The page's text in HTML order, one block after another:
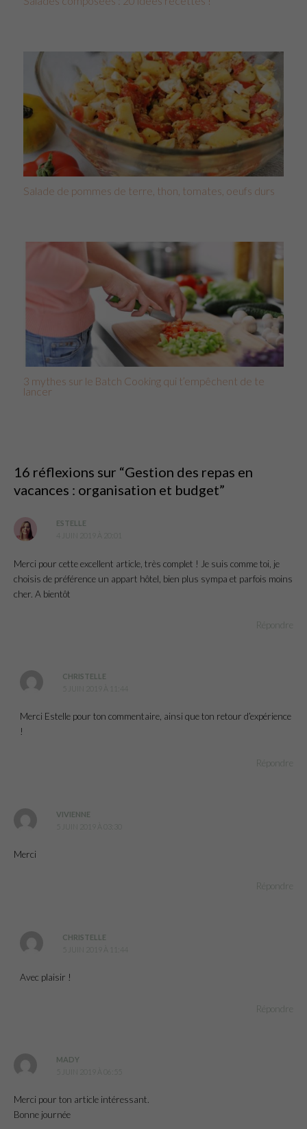
Salade de pommes de terre, thon, tomates, oeufs durs
3 mythes sur le Batch Cooking qui t’empêchent de te
lancer
16 réflexions sur “Gestion des repas en
vacances : organisation et budget”
ESTELLE
4 JUIN 2019 À 20:01
Merci pour cette excellent article, très complet ! Je suis comme toi, je
choisis de préférence un appart hôtel, bien plus sympa et parfois moins
cher. A bientôt
Répondre
CHRISTELLE
5 JUIN 2019 À 11:44
Merci Estelle pour ton commentaire, ainsi que ton retour d’expérience
!
Répondre
VIVIENNE
5 JUIN 2019 À 03:30
Merci
Répondre
CHRISTELLE
5 JUIN 2019 À 11:44
Avec plaisir !
Répondre
MADY
5 JUIN 2019 À 06:55
Merci pour ton article intéressant.
Bonne journée